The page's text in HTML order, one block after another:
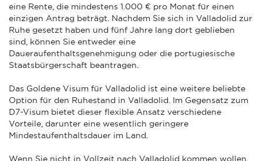
eine Rente, die mindestens 1.000 € pro Monat für einen
einzigen Antrag beträgt. Nachdem Sie sich in Valladolid zur
Ruhe gesetzt haben und fünf Jahre lang dort geblieben
sind, können Sie entweder eine
Daueraufenthaltsgenehmigung oder die portugiesische
Staatsbürgerschaft beantragen.
Das Goldene Visum für Valladolid ist eine weitere beliebte
Option für den Ruhestand in Valladolid. Im Gegensatz zum
D7-Visum bietet dieser flexible Ansatz verschiedene
Vorteile, darunter eine wesentlich geringere
Mindestaufenthaltsdauer im Land.
Wenn Sie nicht in Vollzeit nach Valladolid kommen wollen,